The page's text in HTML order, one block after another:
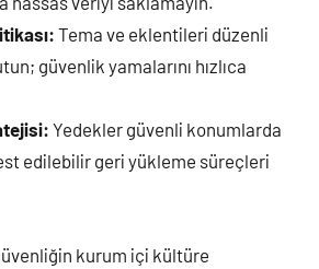
Tema ve eklentileri düzenli
güvenlik yamalarını hızlıca
Yedekler güvenli konumlarda
edilebilir geri yükleme süreçleri
kurum içi kültüre